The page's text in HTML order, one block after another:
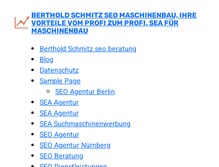
Inhalt
springen
BERTHOLD SCHMITZ SEO MASCHINENBAU, IHRE
VORTEILE VOM PROFI ZUM PROFI. SEA FÜR
MASCHINENBAU
Berthold Schmitz seo beratung
Blog
Datenschutz
Sample Page
SEO Agentur Berlin
SEA Agentur
SEA Agentur
SEA Suchmaschinenwerbung
SEO Agentur
SEO Agentur Nürnberg
SEO Beratung